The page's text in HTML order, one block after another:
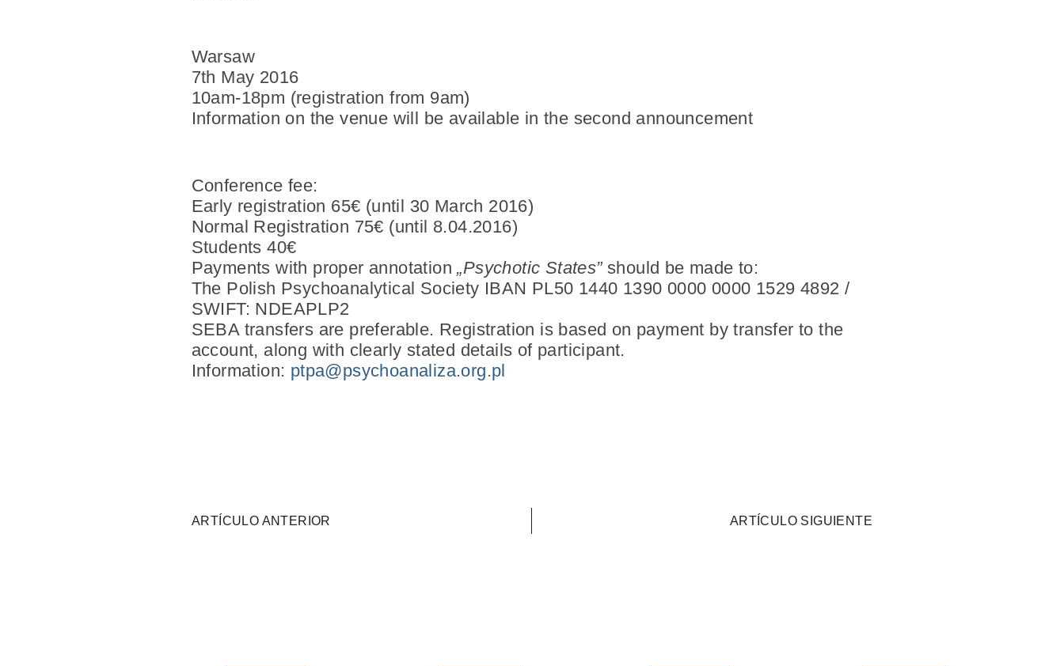
Warsaw
7th May 2016
10am-18pm (registration from 9am)
Information on the venue will be available in the second announcement
Conference fee:
Early registration 65€ (until 30 March 2016)
Normal Registration 75€ (until 8.04.2016)
Students 40€
Payments with proper annotation„Psychotic States”should be made to:
The Polish Psychoanalytical Society IBAN PL50 1440 1390 0000 0000 1529 4892 /
SWIFT: NDEAPLP2
SEBA transfers are preferable. Registration is based on payment by transfer to the
account, along with clearly stated details of participant.
Information: ptpa@psychoanaliza.org.pl
ARTÍCULO ANTERIOR ARTÍCULO SIGUIENTE